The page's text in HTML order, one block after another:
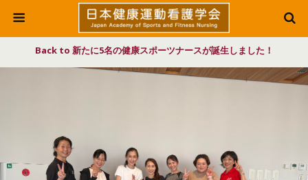
Back to 新たに5名の健康スポーツナースが誕生しました！